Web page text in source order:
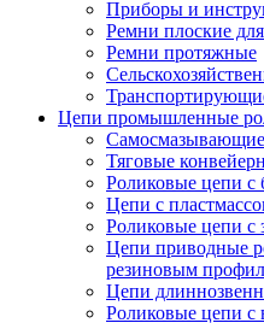
Приборы и
Ремни плоские
Ремни протяжные
Цепи промышленные
Тяговые
Роликовые цепи с
Цепи с
Роликовые цепи с
Цепи приводные
резиновым
Цепи
Роликовые цепи